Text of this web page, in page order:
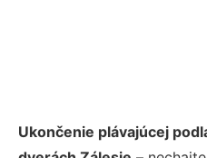
Ukončenie plávajúcej